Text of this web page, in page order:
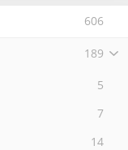
606
189
5
7
14